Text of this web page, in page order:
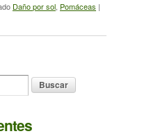
Daño por sol Pomáceas |